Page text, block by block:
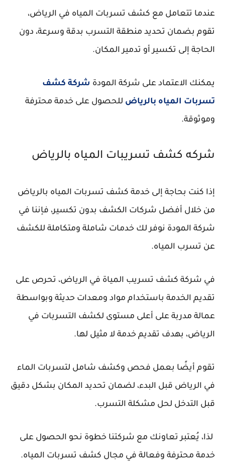
عندما تتعامل مع كشف تسربات المياه في الرياض،
تقوم بضمان تحديد منطقة التسرب بدقة وسرعة، دون
الحاجة إلى تكسير أو تدمير المكان.
يمكنك الاعتماد على شركة المودة شركة كشف
تسربات المياه بالرياض للحصول على خدمة محترفة
وموثوقة.
شركه كشف تسريبات المياه بالرياض
إذا كنت بحاجة إلى خدمة كشف تسربات المياه بالرياض
من خلال أفضل شركات الكشف بدون تكسير، فإننا في
شركة المودة نوفر لك خدمات شاملة ومتكاملة للكشف
عن تسرب المياه.
في شركة كشف تسريب المياة في الرياض، تحرص على
تقديم الخدمة باستخدام مواد ومعدات حديثة وبواسطة
عمالة مدربة على أعلى مستوى لكشف التسربات في
الرياض، بهدف تقديم خدمة لا مثيل لها.
تقوم أيضًا بعمل فحص وكشف شامل لتسربات الماء
في الرياض قبل البدء، لضمان تحديد المكان بشكل دقيق
قبل التدخل لحل مشكلة التسرب.
لذا، يُعتبر تعاونك مع شركتنا خطوة نحو الحصول على
خدمة محترفة وفعالة في مجال كشف تسربات المياه.